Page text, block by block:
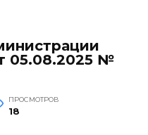
05.08.2025 №
ПРОСМОТРОВ
18